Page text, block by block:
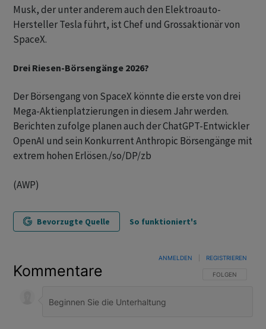
Musk, der unter anderem auch den Elektroauto-
Hersteller Tesla führt, ist Chef und Grossaktionär von
SpaceX.
Drei Riesen-Börsengänge 2026?
Der Börsengang von SpaceX könnte die erste von drei
Mega-Aktienplatzierungen in diesem Jahr werden.
Berichten zufolge planen auch der ChatGPT-Entwickler
OpenAI und sein Konkurrent Anthropic Börsengänge mit
extrem hohen Erlösen./so/DP/zb
(AWP)
Bevorzugte Quelle So funktioniert's
Kommentare FOLGE DIESER
FOLGEN
ANMELDEN REGISTRIEREN